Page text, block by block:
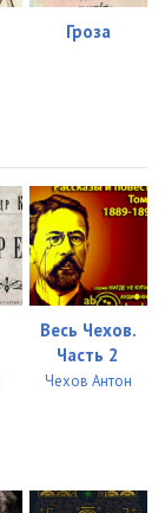
02:48
04:35
03:34
04:12
04:21
03:08
Гроза
Весь Чехов.
Часть 2
Чехов Антон